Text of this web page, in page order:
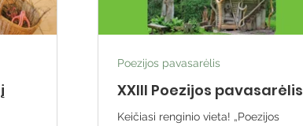
XXIII Poezijos pavasarėlis
Keičiasi renginio vieta! „Poezijos
Poezijos pavasarėlis